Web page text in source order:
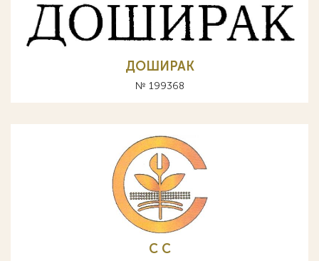
ДОШИРАК
№ 199368
С C